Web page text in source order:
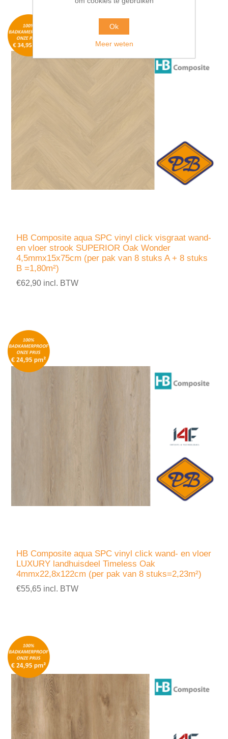
HB Composite aqua SPC vinyl click visgraat wand-
en vloer strook SUPERIOR Oak Wonder
4,5mmx15x75cm (per pak van 8 stuks A + 8 stuks
B =1,80m²)
€62,90 incl. BTW
HB Composite aqua SPC vinyl click wand- en vloer
LUXURY landhuisdeel Timeless Oak
4mmx22,8x122cm (per pak van 8 stuks=2,23m²)
€55,65 incl. BTW
Ok
Meer weten